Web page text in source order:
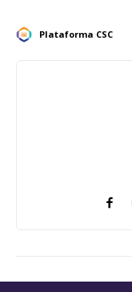
Plataforma CSC